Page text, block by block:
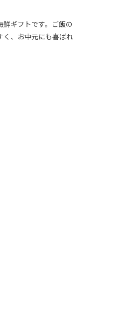
ギフトです。ご飯の
く、お中元にも喜ばれ